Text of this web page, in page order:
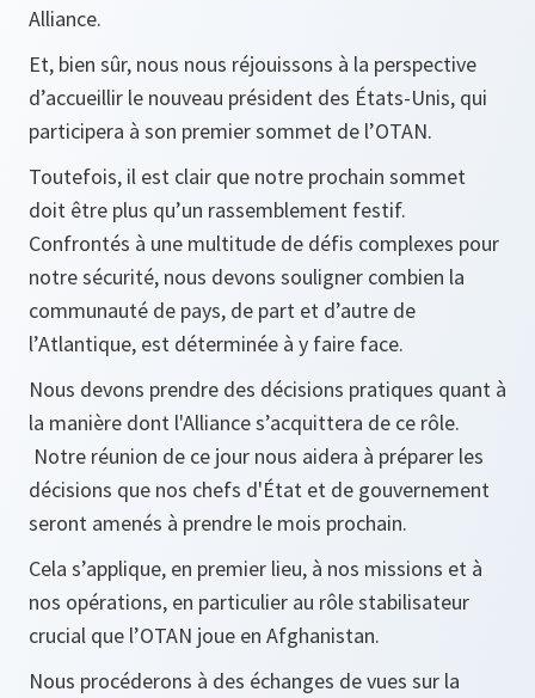
Alliance.
Et, bien sûr, nous nous réjouissons à la perspective
d’accueillir le nouveau président des États-Unis, qui
participera à son premier sommet de l’OTAN.
Toutefois, il est clair que notre prochain sommet
doit être plus qu’un rassemblement festif.
Confrontés à une multitude de défis complexes pour
notre sécurité, nous devons souligner combien la
communauté de pays, de part et d’autre de
l’Atlantique, est déterminée à y faire face.
Nous devons prendre des décisions pratiques quant à
la manière dont l'Alliance s’acquittera de ce rôle.
Notre réunion de ce jour nous aidera à préparer les
décisions que nos chefs d'État et de gouvernement
seront amenés à prendre le mois prochain.
Cela s’applique, en premier lieu, à nos missions et à
nos opérations, en particulier au rôle stabilisateur
crucial que l’OTAN joue en Afghanistan.
Nous procéderons à des échanges de vues sur la